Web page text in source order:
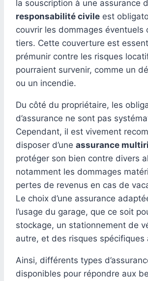
la souscription à une assurance
responsabilité civile est
couvrir les dommages éventuels
tiers. Cette couverture est
prémunir contre les risques
pourraient survenir, comme un
ou un incendie.
Du côté du propriétaire, les
d’assurance ne sont pas
Cependant, il est vivement
disposer d’une assurance
protéger son bien contre divers
notamment les dommages
pertes de revenus en cas de
Le choix d’une assurance
l’usage du garage, que ce soit
stockage, un stationnement de
autre, et des risques spécifiques
Ainsi, différents types
disponibles pour répondre aux